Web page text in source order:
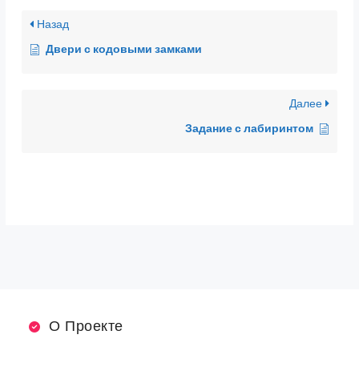
Назад
Двери с кодовыми замками
Далее
Задание с лабиринтом
О Проекте